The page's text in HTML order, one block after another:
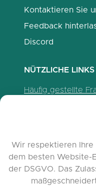
Kontaktieren Sie
Feedback
Discord
NÜTZLICHE LINKS
Häufig gestellte
Release Notes
Wir respektieren Ihre
dem besten Website-
der DSGVO. Das